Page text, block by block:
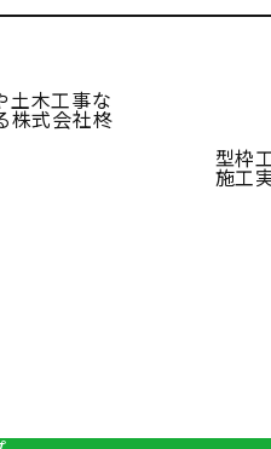
型枠
施工